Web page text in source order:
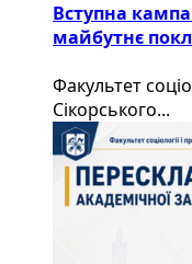
Вступна
майбутнє
Факультет
Сікорського...